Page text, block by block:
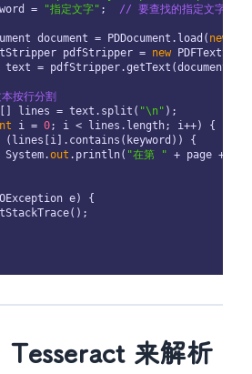
=
"指定文字" ; // 要查找的指定文字
document = PDDocument.load( new
pdfStripper =
new
= pdfStripper.getText(document);
按行分割
lines = text.split(
"\n" );
i = 0; i < lines.length; i++) {
(lines[i].contains(keyword)) {
System.
out .println( "在第 " + page +
e) {
Tesseract 来解析